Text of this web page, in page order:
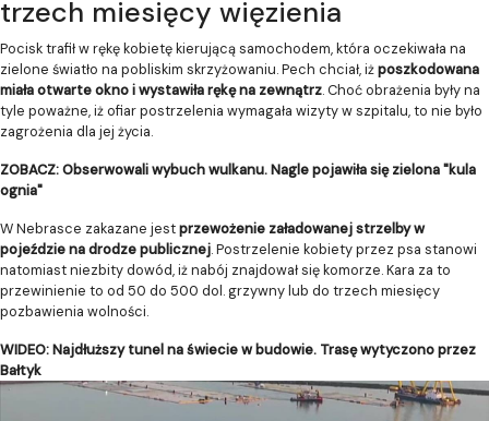
trzech miesięcy więzienia
Pocisk trafił w rękę kobietę kierującą samochodem, która oczekiwała na
zielone światło na pobliskim skrzyżowaniu. Pech chciał, iżposzkodowana
miała otwarte okno i wystawiła rękę na zewnątrz. Choć obrażenia były na
tyle poważne, iż ofiar postrzelenia wymagała wizyty w szpitalu, to nie było
zagrożenia dla jej życia.
ZOBACZ: Obserwowali wybuch wulkanu. Nagle pojawiła się zielona "kula
ognia"
W Nebrasce zakazane jestprzewożenie załadowanej strzelby w
pojeździe na drodze publicznej. Postrzelenie kobiety przez psa stanowi
natomiast niezbity dowód, iż nabój znajdował się komorze. Kara za to
przewinienie to od 50 do 500 dol. grzywny lub do trzech miesięcy
pozbawienia wolności.
WIDEO: Najdłuższy tunel na świecie w budowie. Trasę wytyczono przez
Bałtyk